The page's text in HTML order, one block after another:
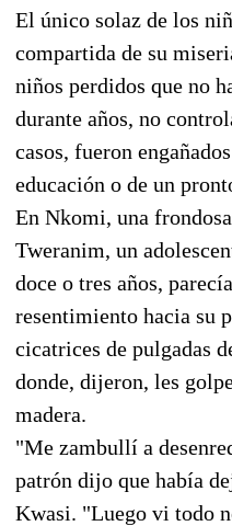
El único solaz de los
compartida de su
niños perdidos que no
durante años, no
casos, fueron
educación o de un
En Nkomi, una
Tweranim, un
doce o tres años,
resentimiento hacia su
cicatrices de pulgadas
donde, dijeron, les
madera.
"Me zambullí a
patrón dijo que había
Kwasi. "Luego vi todo